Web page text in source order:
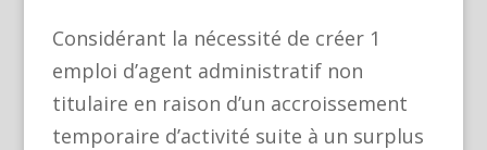
Considérant la nécessité de créer 1
emploi d’agent administratif non
titulaire en raison d’un accroissement
temporaire d’activité suite à un surplus